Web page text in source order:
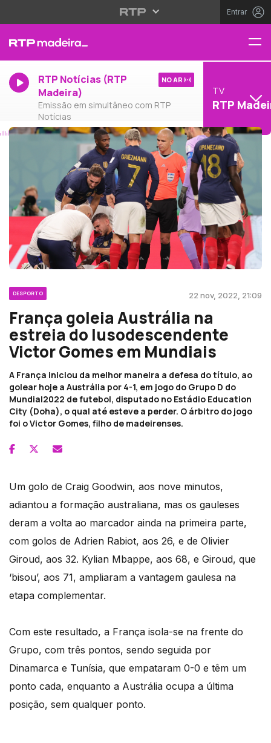
Entrar
RTP Notícias (RTP
Madeira)
Emissão em simultâneo com RTP
Notícias
NO AR
TV
RTP
DESPORTO 22 nov, 2022, 21:09
França goleia Austrália na
estreia do lusodescendente
Victor Gomes em Mundiais
A França iniciou da melhor maneira a defesa do título, ao
golear hoje a Austrália por 4-1, em jogo do Grupo D do
Mundial2022 de futebol, disputado no Estádio Education
City (Doha), o qual até esteve a perder. O árbitro do jogo
foi o Victor Gomes, filho de madeirenses.
Um golo de Craig Goodwin, aos nove minutos,
adiantou a formação australiana, mas os gauleses
deram a volta ao marcador ainda na primeira parte,
com golos de Adrien Rabiot, aos 26, e de Olivier
Giroud, aos 32. Kylian Mbappe, aos 68, e Giroud, que
‘bisou’, aos 71, ampliaram a vantagem gaulesa na
etapa complementar.
Com este resultado, a França isola-se na frente do
Grupo, com três pontos, sendo seguida por
Dinamarca e Tunísia, que empataram 0-0 e têm um
ponto cada, enquanto a Austrália ocupa a última
posição, sem qualquer ponto.